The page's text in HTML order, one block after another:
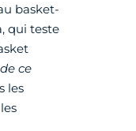
basket-
qui teste
ce
les